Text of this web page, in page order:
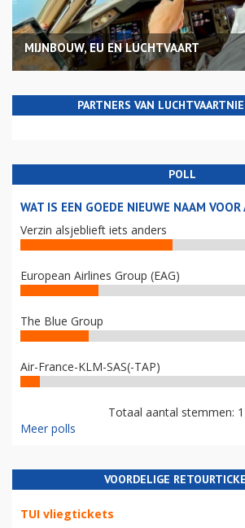
MIJNBOUW, EU EN LUCHTVAART
PARTNERS VAN
POLL
WAT IS EEN GOEDE NIEUWE NAAM
Verzin alsjeblieft iets anders
European Airlines Group (EAG)
The Blue Group
Air-France-KLM-SAS(-TAP)
Totaal aantal stemmen:
Meer polls
VOORDELIGE
TUI vliegtickets